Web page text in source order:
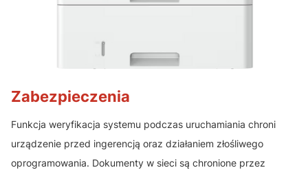
Zabezpieczenia
Funkcja weryfikacja systemu podczas uruchamiania chroni
urządzenie przed ingerencją oraz działaniem złośliwego
oprogramowania. Dokumenty w sieci są chronione przez